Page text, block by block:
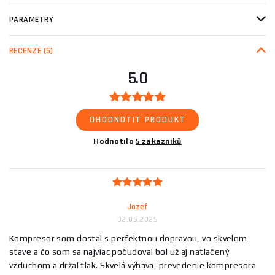
PARAMETRY
RECENZE (5)
5.0
OHODNOTIT PRODUKT
Hodnotilo 5 zákazníků
Jozef
02.05.2025
Kompresor som dostal s perfektnou dopravou, vo skvelom
stave a čo som sa najviac počudoval bol už aj natlačený
vzduchom a držal tlak. Skvelá výbava, prevedenie kompresora